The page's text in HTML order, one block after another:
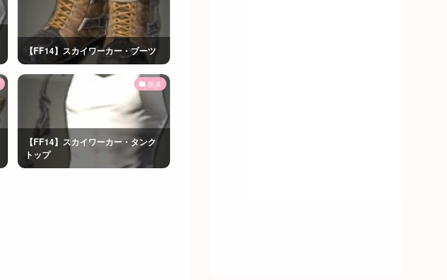
【FF14】スカイワーカー・ブーツ
防具
【FF14】スカイワーカー・タンク
トップ